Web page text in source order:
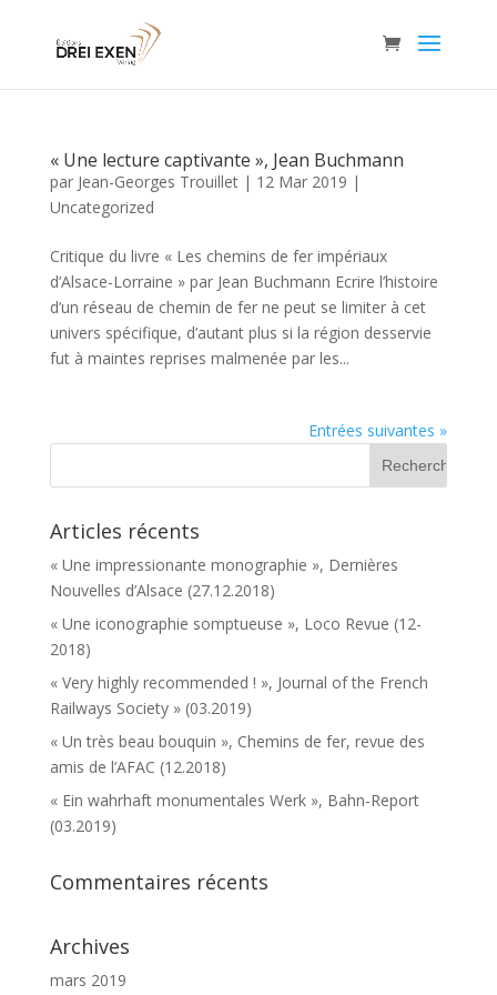
« Une lecture captivante », Jean Buchmann
par Jean-Georges Trouillet| 12 Mar 2019 |
Uncategorized
Critique du livre « Les chemins de fer impériaux
d’Alsace-Lorraine » par Jean Buchmann Ecrire l’histoire
d’un réseau de chemin de fer ne peut se limiter à cet
univers spécifique, d’autant plus si la région desservie
fut à maintes reprises malmenée par les...
Entrées suivantes »
Articles récents
« Une impressionante monographie », Dernières
Nouvelles d’Alsace (27.12.2018)
« Une iconographie somptueuse », Loco Revue (12-
2018)
« Very highly recommended ! », Journal of the French
Railways Society » (03.2019)
« Un très beau bouquin », Chemins de fer, revue des
amis de l’AFAC (12.2018)
« Ein wahrhaft monumentales Werk », Bahn-Report
(03.2019)
Commentaires récents
Archives
mars 2019